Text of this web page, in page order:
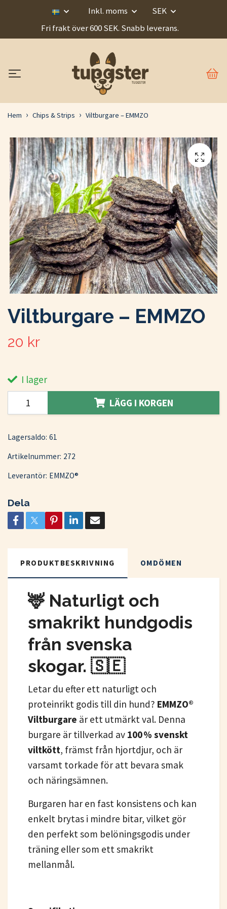
Inkl. moms
SEK
Fri frakt över 600 SEK. Snabb leverans.
Hem Chips & Strips Viltburgare – EMMZO
Viltburgare – EMMZO
20 kr
I lager
LÄGG I KORGEN
Lagersaldo: 61
Artikelnummer: 272
Leverantör: EMMZO®
Dela
PRODUKTBESKRIVNING OMDÖMEN
🦌 Naturligt och
smakrikt hundgodis
från svenska
skogar. 🇸🇪
Letar du efter ett naturligt och
proteinrikt godis till din hund? EMMZO®
Viltburgare är ett utmärkt val. Denna
burgare är tillverkad av 100 % svenskt
viltkött, främst från hjortdjur, och är
varsamt torkade för att bevara smak
och näringsämnen.
Burgaren har en fast konsistens och kan
enkelt brytas i mindre bitar, vilket gör
den perfekt som belöningsgodis under
träning eller som ett smakrikt
mellanmål.